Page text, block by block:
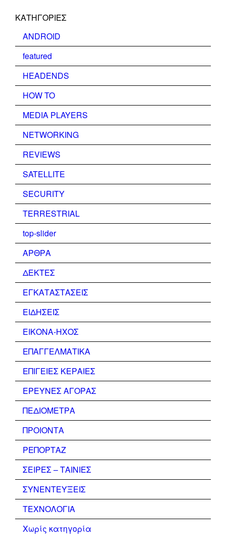
KΑΤΗΓΟΡΊΕΣ
ANDROID
featured
HEADENDS
HOW TO
MEDIA PLAYERS
NETWORKING
REVIEWS
SATELLITE
SECURITY
TERRESTRIAL
top-slider
ΑΡΘΡΑ
ΔΕΚΤΕΣ
ΕΓΚΑΤΑΣΤΑΣΕΙΣ
ΕΙΔΗΣΕΙΣ
ΕΙΚΟΝΑ-ΗΧΟΣ
ΕΠΑΓΓΕΛΜΑΤΙΚΑ
ΕΠΙΓΕΙΕΣ ΚΕΡΑΙΕΣ
ΕΡΕΥΝΕΣ ΑΓΟΡΑΣ
ΠΕΔΙΟΜΕΤΡΑ
ΠΡΟΙΟΝΤΑ
ΡΕΠΟΡΤΑΖ
ΣΕΙΡΕΣ – ΤΑΙΝΙΕΣ
ΣΥΝΕΝΤΕΥΞΕΙΣ
ΤΕΧΝΟΛΟΓΙΑ
Χωρίς κατηγορία